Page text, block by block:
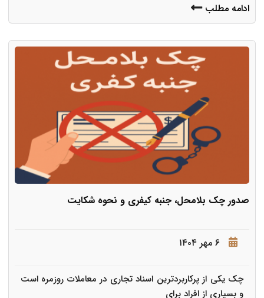
ادامه مطلب
صدور چک بلامحل، جنبه کیفری و نحوه شکایت
۶ مهر ۱۴۰۴
چک یکی از پرکاربردترین اسناد تجاری در معاملات روزمره است
و بسیاری از افراد برای